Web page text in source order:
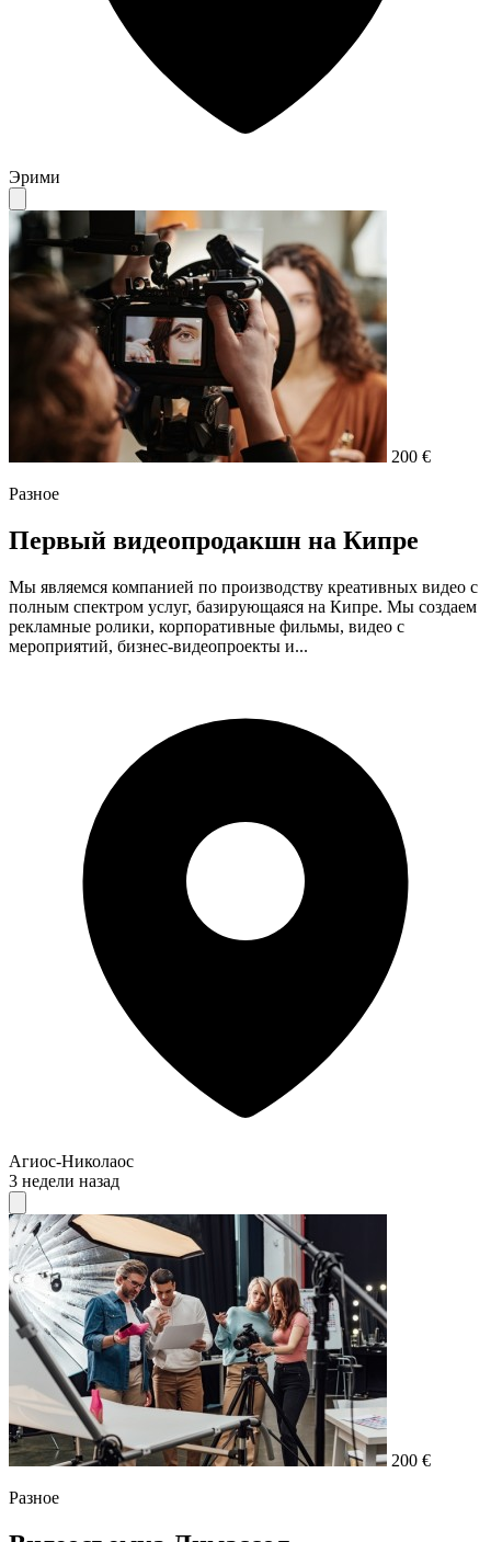
Эрими
200 €
Разное
Первый видеопродакшн на Кипре
Мы являемся компанией по производству креативных видео с
полным спектром услуг, базирующаяся на Кипре. Мы создаем
рекламные ролики, корпоративные фильмы, видео с
мероприятий, бизнес-видеопроекты и...
Агиос-Николаос
3 недели назад
200 €
Разное